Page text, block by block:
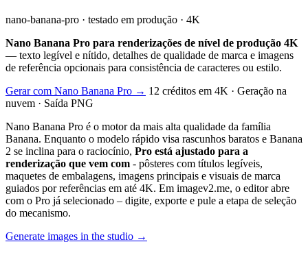
nano-banana-pro · testado em produção · 4K
Nano Banana Pro para renderizações de nível de produção 4K
— texto legível e nítido, detalhes de qualidade de marca e imagens
de referência opcionais para consistência de caracteres ou estilo.
Gerar com Nano Banana Pro → 12 créditos em 4K · Geração na
nuvem · Saída PNG
Nano Banana Pro é o motor da mais alta qualidade da família
Banana. Enquanto o modelo rápido visa rascunhos baratos e Banana
2 se inclina para o raciocínio, Pro está ajustado para a
renderização que vem com - pôsteres com títulos legíveis,
maquetes de embalagens, imagens principais e visuais de marca
guiados por referências em até 4K. Em imagev2.me, o editor abre
com o Pro já selecionado – digite, exporte e pule a etapa de seleção
do mecanismo.
Generate images in the studio →